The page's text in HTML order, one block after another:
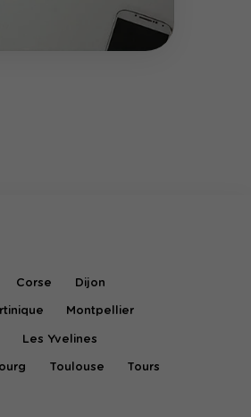
Corse Dijon
Montpellier
Les Yvelines
Toulouse Tours